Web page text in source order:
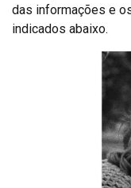
das informações e
indicados abaixo.